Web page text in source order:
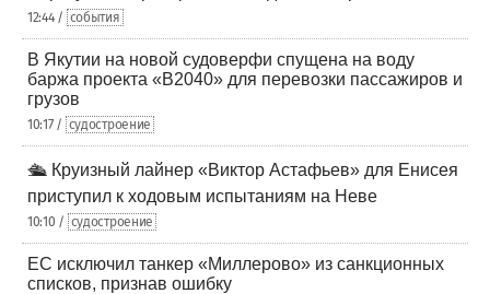
12:44 / события
В Якутии на новой судоверфи спущена на воду
баржа проекта «В2040» для перевозки пассажиров и
грузов
10:17 / судостроение
🛳️ Круизный лайнер «Виктор Астафьев» для Енисея
приступил к ходовым испытаниям на Неве
10:10 / судостроение
ЕС исключил танкер «Миллерово» из санкционных
списков, признав ошибку